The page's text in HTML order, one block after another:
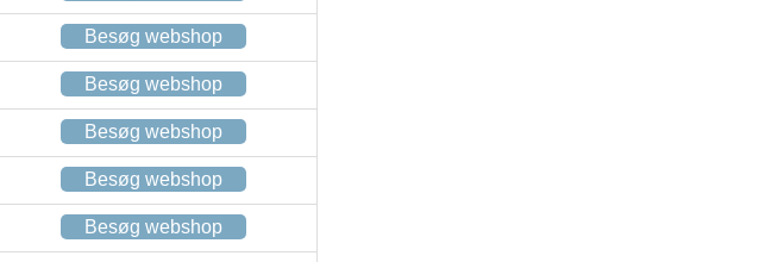
Besøg webshop
Besøg webshop
Besøg webshop
Besøg webshop
Besøg webshop